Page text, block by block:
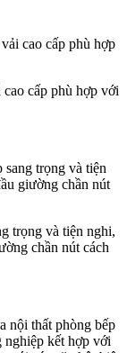
cấp phù hợp với
trọng và tiện nghi,
chần nút cách